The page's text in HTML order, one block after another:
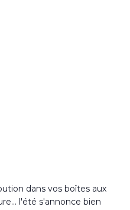
dans vos boîtes aux
l'été s'annonce bien